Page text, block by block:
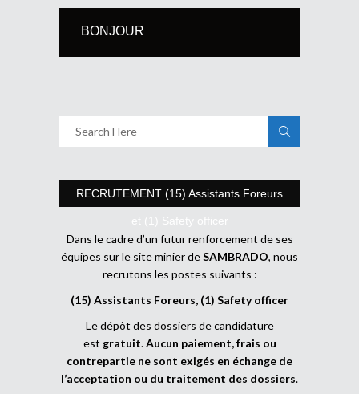
BONJOUR
RECRUTEMENT (15) Assistants Foreurs
et (1) Safety officer
Dans le cadre d’un futur renforcement de ses
équipes sur le site minier deSAMBRADO, nous
recrutons les postes suivants :
(15) Assistants Foreurs, (1) Safety officer
Le dépôt des dossiers de candidature
est gratuit.Aucun paiement, frais ou
contrepartie ne sont exigés en échange de
l’acceptation ou du traitement des dossiers.